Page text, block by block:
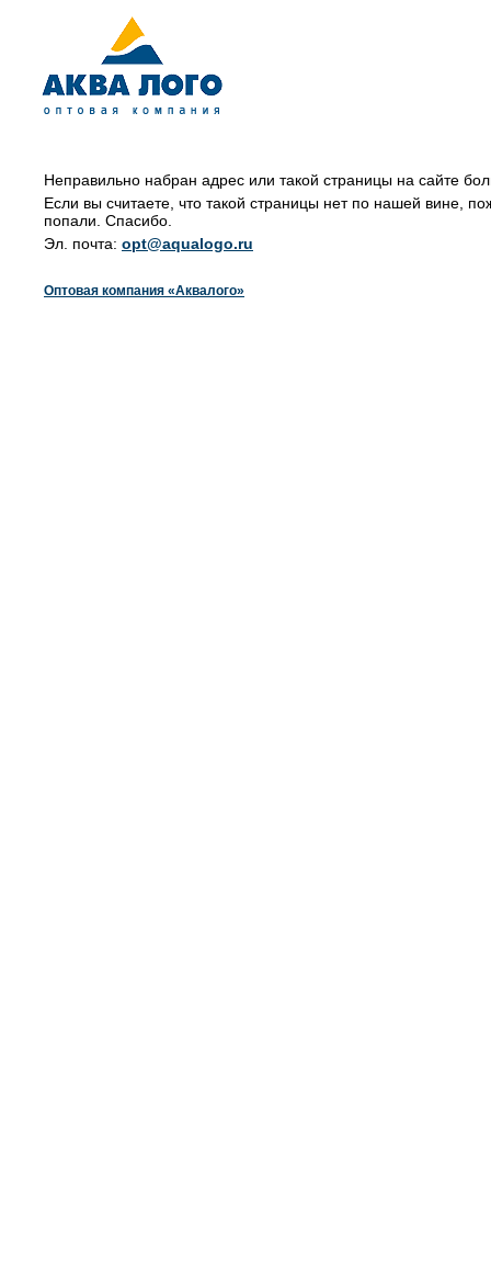
Неправильно набран адрес или такой страницы на сайте
Если вы считаете, что такой страницы нет по нашей вине,
попали. Спасибо.
Эл. почта: opt@aqualogo.ru
Оптовая компания «Аквалого»